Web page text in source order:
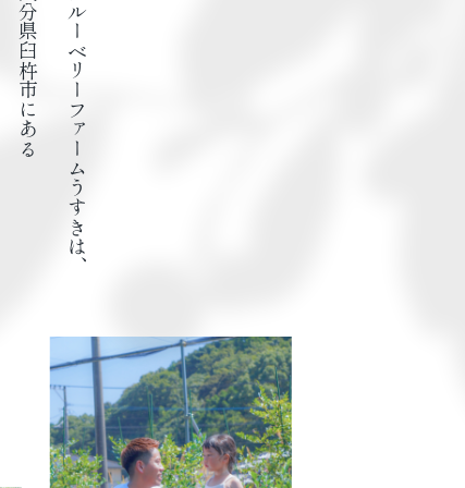
ブルーベリーファームうすきは、
大分県臼杵市にある